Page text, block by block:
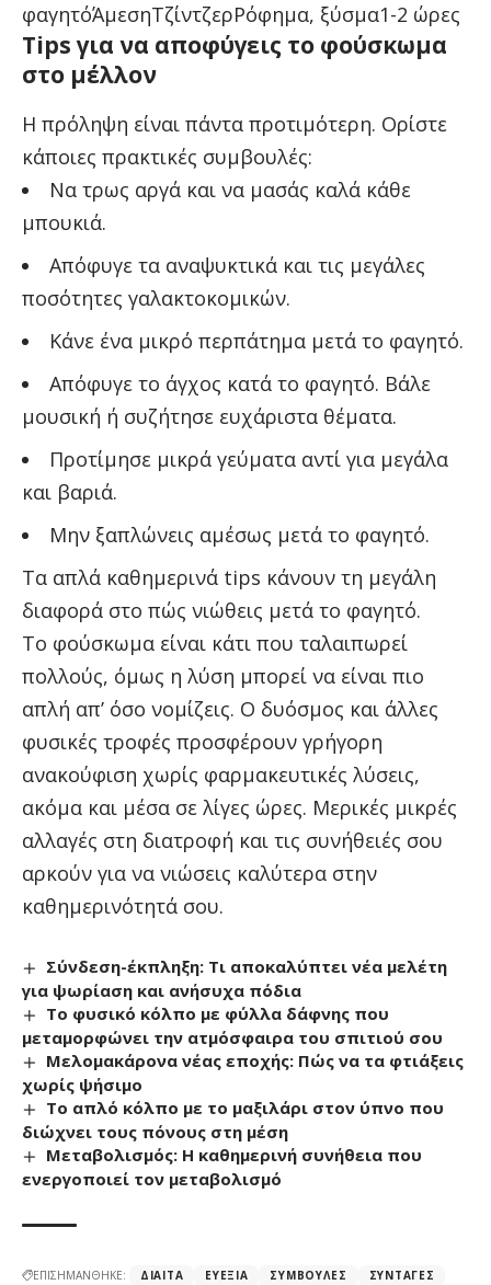
φαγητόΆμεσηΤζίντζερΡόφημα, ξύσμα1-2 ώρες
Tips για να αποφύγεις το φούσκωμα
στο μέλλον
Η πρόληψη είναι πάντα προτιμότερη. Ορίστε
κάποιες πρακτικές συμβουλές:
Να τρως αργά και να μασάς καλά κάθε
μπουκιά.
Απόφυγε τα αναψυκτικά και τις μεγάλες
ποσότητες γαλακτοκομικών.
Κάνε ένα μικρό περπάτημα μετά το φαγητό.
Απόφυγε το άγχος κατά το φαγητό. Βάλε
μουσική ή συζήτησε ευχάριστα θέματα.
Προτίμησε μικρά γεύματα αντί για μεγάλα
και βαριά.
Μην ξαπλώνεις αμέσως μετά το φαγητό.
Τα απλά καθημερινά tips κάνουν τη μεγάλη
διαφορά στο πώς νιώθεις μετά το φαγητό.
Το φούσκωμα είναι κάτι που ταλαιπωρεί
πολλούς, όμως η λύση μπορεί να είναι πιο
απλή απ’ όσο νομίζεις. Ο δυόσμος και άλλες
φυσικές τροφές προσφέρουν γρήγορη
ανακούφιση χωρίς φαρμακευτικές λύσεις,
ακόμα και μέσα σε λίγες ώρες. Μερικές μικρές
αλλαγές στη διατροφή και τις συνήθειές σου
αρκούν για να νιώσεις καλύτερα στην
καθημερινότητά σου.
Σύνδεση-έκπληξη: Τι αποκαλύπτει νέα μελέτη
για ψωρίαση και ανήσυχα πόδια
Το φυσικό κόλπο με φύλλα δάφνης που
μεταμορφώνει την ατμόσφαιρα του σπιτιού σου
Μελομακάρονα νέας εποχής: Πώς να τα φτιάξεις
χωρίς ψήσιμο
Το απλό κόλπο με το μαξιλάρι στον ύπνο που
διώχνει τους πόνους στη μέση
Μεταβολισμός: Η καθημερινή συνήθεια που
ενεργοποιεί τον μεταβολισμό
ΕΠΙΣΗΜΑΝΘΗΚΕ: ΔΊΑΙΤΑ ΕΥΕΞΊΑ ΣΥΜΒΟΥΛΈΣ
ΣΥΝΤΑΓΈΣ